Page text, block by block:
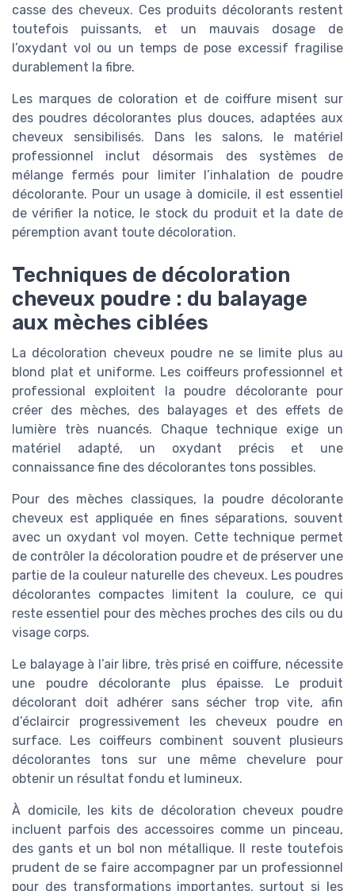
casse des cheveux. Ces produits décolorants restent
toutefois puissants, et un mauvais dosage de
l’oxydant vol ou un temps de pose excessif fragilise
durablement la fibre.
Les marques de coloration et de coiffure misent sur
des poudres décolorantes plus douces, adaptées aux
cheveux sensibilisés. Dans les salons, le matériel
professionnel inclut désormais des systèmes de
mélange fermés pour limiter l’inhalation de poudre
décolorante. Pour un usage à domicile, il est essentiel
de vérifier la notice, le stock du produit et la date de
péremption avant toute décoloration.
Techniques de décoloration
cheveux poudre : du balayage
aux mèches ciblées
La décoloration cheveux poudre ne se limite plus au
blond plat et uniforme. Les coiffeurs professionnel et
professional exploitent la poudre décolorante pour
créer des mèches, des balayages et des effets de
lumière très nuancés. Chaque technique exige un
matériel adapté, un oxydant précis et une
connaissance fine des décolorantes tons possibles.
Pour des mèches classiques, la poudre décolorante
cheveux est appliquée en fines séparations, souvent
avec un oxydant vol moyen. Cette technique permet
de contrôler la décoloration poudre et de préserver une
partie de la couleur naturelle des cheveux. Les poudres
décolorantes compactes limitent la coulure, ce qui
reste essentiel pour des mèches proches des cils ou du
visage corps.
Le balayage à l’air libre, très prisé en coiffure, nécessite
une poudre décolorante plus épaisse. Le produit
décolorant doit adhérer sans sécher trop vite, afin
d’éclaircir progressivement les cheveux poudre en
surface. Les coiffeurs combinent souvent plusieurs
décolorantes tons sur une même chevelure pour
obtenir un résultat fondu et lumineux.
À domicile, les kits de décoloration cheveux poudre
incluent parfois des accessoires comme un pinceau,
des gants et un bol non métallique. Il reste toutefois
prudent de se faire accompagner par un professionnel
pour des transformations importantes, surtout si les